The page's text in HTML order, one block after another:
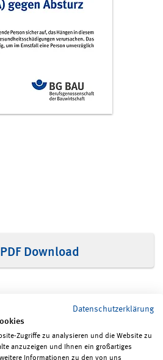
PDF Download
Seite drucken
Datenschutzerklärung
Zugriffe zu analysieren und die Website zu
anzuzeigen und Ihnen ein großartiges
Informationen zu den von uns